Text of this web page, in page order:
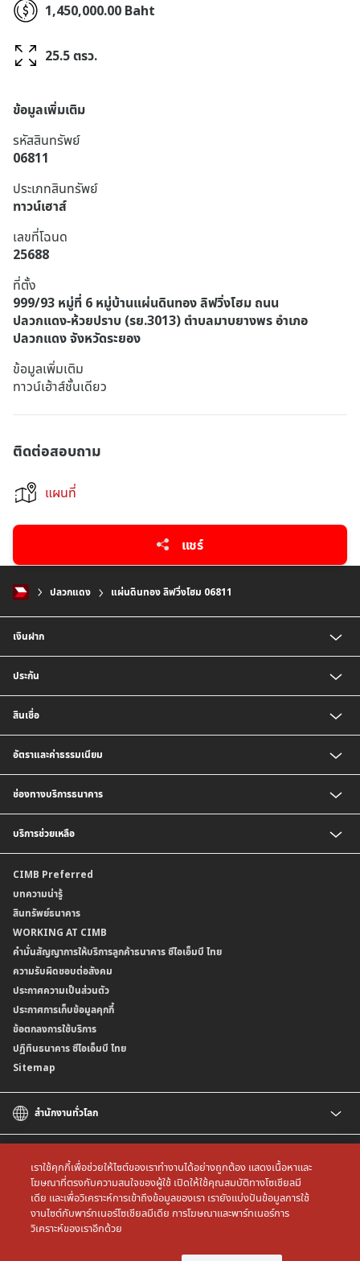
1,450,000.00 Baht
25.5 ตรว.
ข้อมูลเพิ่มเติม
รหัสสินทรัพย์
06811
ประเภทสินทรัพย์
ทาวน์เฮาส์
เลขที่โฉนด
25688
ที่ตั้ง
999/93 หมู่ที่ 6 หมู่บ้านแผ่นดินทอง ลิฟวิ่งโฮม ถนน
ปลวกแดง-ห้วยปราบ (รย.3013) ตำบลมาบยางพร อำเภอ
ปลวกแดง จังหวัดระยอง
ข้อมูลเพิ่มเติม
ทาวน์เฮ้าส์ชั้นเดียว
ติดต่อสอบถาม
แผนที่
แชร์
ปลวกแดง แผ่นดินทอง ลิฟวิ่งโฮม 06811
เงินฝาก
บัญชีเงินฝากประจำ
บัญชีเงินฝากกระแสรายวัน
บัญชีเงินฝากเงินตราต่างประเทศ
ตารางเปรียบเทียบผลิตภัณฑ์
ประกัน
ประกันวินาศภัย
สินเชื่อ
สินเชื่อบ้าน
สินเชื่อบ้านแลกเงินและสินเชื่ออเนกประสงค์
อัตราและค่าธรรมเนียม
อัตราดอกเบี้ยเงินฝาก
อัตราดอกเบี้ยเงินฝากลูกค้าสถาบัน
อัตราดอกเบี้ยบัญชีเงินฝากเงินตราต่างประเทศ
อัตราดอกเบี้ยเงินกู้
กำหนดระยะเวลาการขายหรือฝากเงินได้ที่เป็นเงินตราต่างประเทศ
ค่าธรรมเนียม
อัตราค่าธรรมเนียมการฝากถอนบัญชีเงินฝากเงินตราต่างประเทศ
ข้อกำหนดบัญชีเงินฝาก
เงื่อนไขและค่าธรรมเนียมที่เกี่ยวกับการให้บริการบัญชีเงินฝากเงินตราต่างประเทศ
บริการฝากเงินเข้าบัญชีธนาคาร ซีไอเอ็มบี ไทย ที่ตู้บุญเติม
ช่องทางบริการธนาคาร
CIMB THAI Connect
บริการแจ้งเตือนผ่าน SMS
พร้อมเพย์
บริการเปิดบัญชีด้วยการยืนยันตัวตนรูปแบบดิจิทัล (NDID)
การขอและรับส่งข้อมูลรายการเคลื่อนไหวบัญชีเงินฝาก ในรูปแบบข้อมูลดิจิทัลระหว่าง
ธนาคาร (dStatement)
บริการยืนยันตัวตนรูปแบบดิจิทัล (NDID) เพื่อทำธรุกรรมออนไลน์กับกรมสรรพากร
บริการช่วยเหลือ
สาขาธนาคาร
ข้อมูลคุณภาพการให้บริการ
คำมั่นสัญญาการให้บริการลูกค้าธนาคาร ซีไอเอ็มบี ไทย
Form Download Center
CIMB Preferred
บทความน่ารู้
สินทรัพย์ธนาคาร
WORKING AT CIMB
คำมั่นสัญญาการให้บริการลูกค้าธนาคาร ซีไอเอ็มบี ไทย
ความรับผิดชอบต่อสังคม
ประกาศความเป็นส่วนตัว
ประกาศการเก็บข้อมูลคุกกี้
ข้อตกลงการใช้บริการ
ปฏิทินธนาคาร ซีไอเอ็มบี ไทย
Sitemap
สำนักงานทั่วโลก
CIMB Islamic
CIMB Bank (MY)
CIMB Bank (SG)
CIMB Bank (KH)
CIMB Niaga
All rights reserved. Copyright © 2026 CIMB THAI Bank
เราใช้คุกกี้เพื่อช่วยให้ไซต์ของเราทำงานได้อย่างถูกต้อง แสดงเนื้อหาและ
โฆษณาที่ตรงกับความสนใจของผู้ใช้ เปิดให้ใช้คุณสมบัติทางโซเชียลมี
เดีย และเพื่อวิเคราะห์การเข้าถึงข้อมูลของเรา เรายังแบ่งปันข้อมูลการใช้
งานไซต์กับพาร์ทเนอร์โซเชียลมีเดีย การโฆษณาและพาร์ทเนอร์การ
วิเคราะห์ของเราอีกด้วย